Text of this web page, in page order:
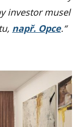
investor musel
např. Opce.“